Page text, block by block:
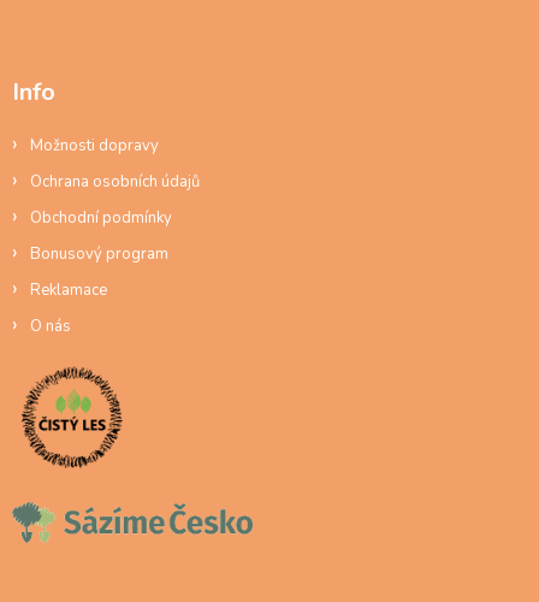
Info
Možnosti dopravy
Ochrana osobních údajů
Obchodní podmínky
Bonusový program
Reklamace
O nás